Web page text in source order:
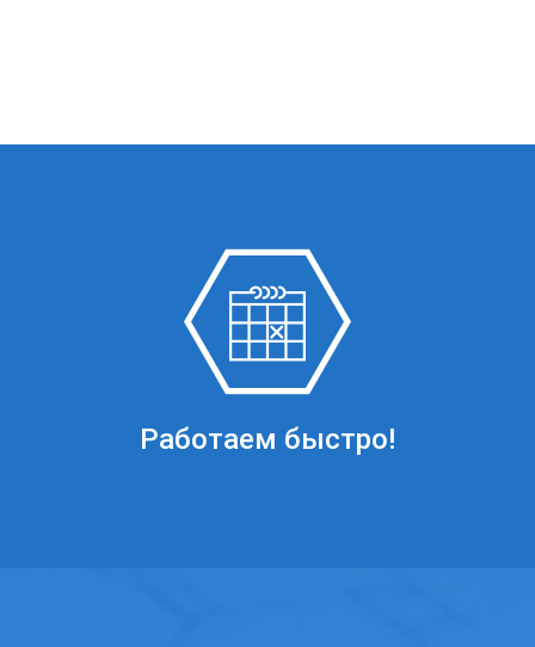
Работаем быстро!